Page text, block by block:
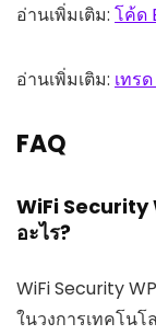
อ่านเพิ่มเติม: โค้ด
อ่านเพิ่มเติม: เทร
FAQ
WiFi Security
อะไร?
WiFi Security
ในวงการเทคโน